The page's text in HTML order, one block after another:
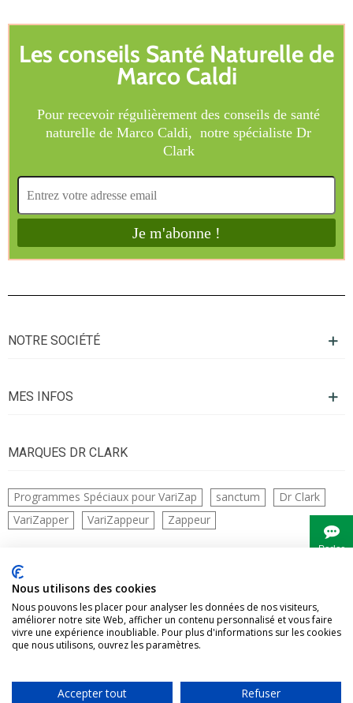
NOTRE SOCIÉTÉ
MES INFOS
MARQUES DR CLARK
Programmes Spéciaux pour VariZap sanctum
Dr Clark
VariZapper
VariZappeur Zappeur
CONTACTS
Parler
Vivre Naturellement tous droits réservés
Nous utilisons des cookies
Nous pouvons les placer pour analyser les données de nos visiteurs,
améliorer notre site Web, afficher un contenu personnalisé et vous faire
vivre une expérience inoubliable. Pour plus d'informations sur les cookies
que nous utilisons, ouvrez les paramètres.
Accepter tout Refuser